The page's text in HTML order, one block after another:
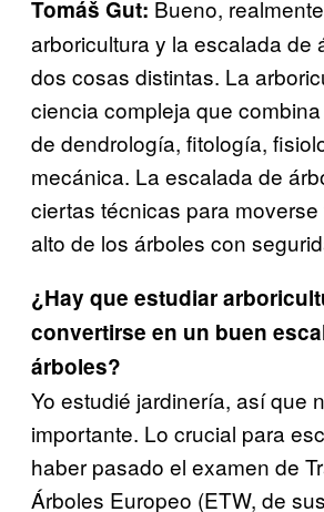
Tomáš Gut: Bueno,
arboricultura y la escalada de
dos cosas distintas. La
ciencia compleja que
de dendrología, fitología,
mecánica. La escalada de
ciertas técnicas para
alto de los árboles con
¿Hay que estudiar
convertirse en un buen
árboles?
Yo estudié jardinería, así que
importante. Lo crucial para
haber pasado el examen de
Árboles Europeo (ETW, de